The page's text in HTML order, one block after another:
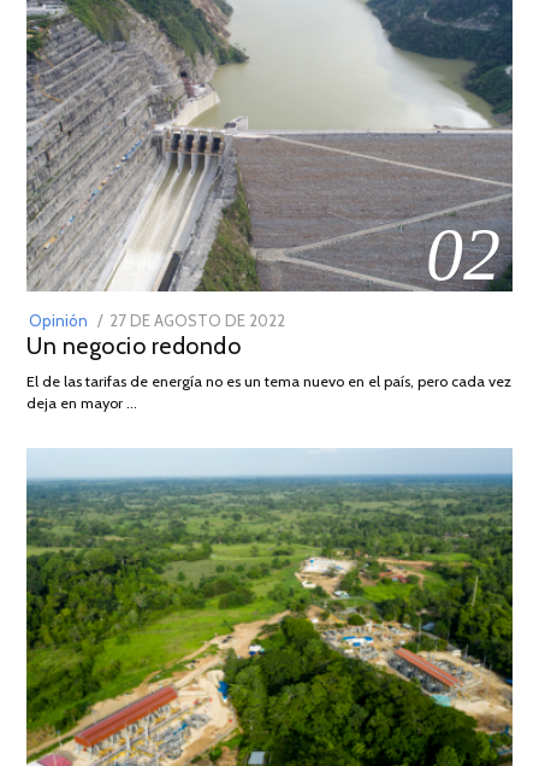
02
Opinión
POSTED
ON
27 DE AGOSTO DE 2022
DE
Un negocio redondo
El de las tarifas de energía no es un tema nuevo en el país, pero cada vez
deja en mayor …